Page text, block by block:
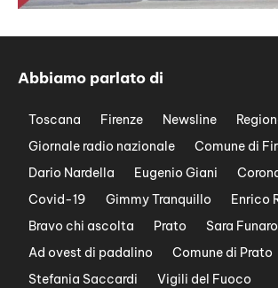
Abbiamo parlato di
Toscana Firenze Newsline
Giornale radio nazionale
Comune di
Dario Nardella
Eugenio Giani
Covid-19
Gimmy Tranquillo
Enrico
Bravo chi ascolta
Prato Sara Funaro
Ad ovest di padalino
Comune di Prato
Stefania Saccardi
Vigili del Fuoco